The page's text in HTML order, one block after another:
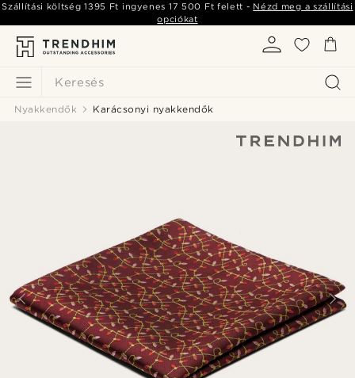
Keresés
Szállítási költség1395 Ft ingyenes 17 500 Ft felett - Nézd meg a szállítási
opciókat
Nyakkendők Karácsonyi nyakkendők